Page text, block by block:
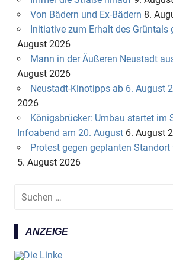
Von Bädern und Ex-Bädern 8.
Initiative zum Erhalt des Grüntals
August 2026
Mann in der Äußeren Neustadt
August 2026
Neustadt-Kinotipps ab 6. August
2026
Königsbrücker: Umbau startet im
Infoabend am 20. August 6. August
Protest gegen geplanten
5. August 2026
e
ANZEIGE